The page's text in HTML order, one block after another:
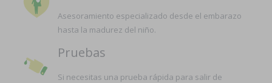
Asesoramiento especializado desde el embarazo
hasta la madurez del niño.
Pruebas
Si necesitas una prueba rápida para salir de